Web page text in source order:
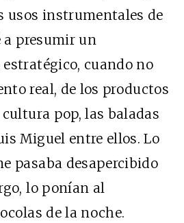
usos instrumentales de
presumir un
cuando no
real, de los productos
pop, las baladas
Miguel entre ellos. Lo
pasaba desapercibido
lo ponían al
de la noche.